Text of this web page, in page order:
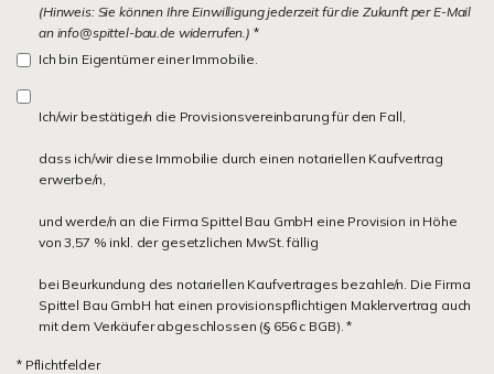
(Hinweis: Sie können Ihre Einwilligung jederzeit für die Zukunft per E-Mail
an info@spittel-bau.de widerrufen.) *
Ich bin Eigentümer einer Immobilie.
Ich/wir bestätige/n die Provisionsvereinbarung für den Fall,
dass ich/wir diese Immobilie durch einen notariellen Kaufvertrag
erwerbe/n,
und werde/n an die Firma Spittel Bau GmbH eine Provision in Höhe
von 3,57 % inkl. der gesetzlichen MwSt. fällig
bei Beurkundung des notariellen Kaufvertrages bezahle/n. Die Firma
Spittel Bau GmbH hat einen provisionspflichtigen Maklervertrag auch
mit dem Verkäufer abgeschlossen (§ 656 c BGB). *
* Pflichtfelder